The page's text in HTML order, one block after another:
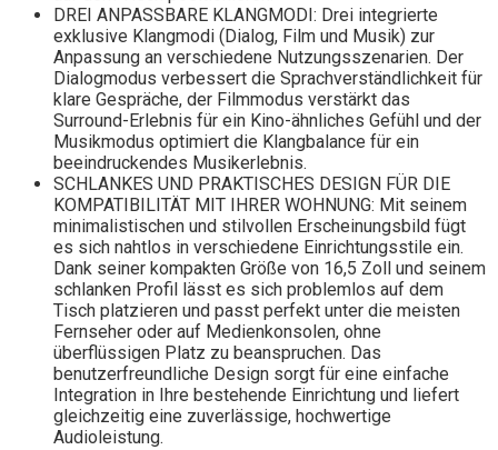
DREI ANPASSBARE KLANGMODI: Drei integrierte
exklusive Klangmodi (Dialog, Film und Musik) zur
Anpassung an verschiedene Nutzungsszenarien. Der
Dialogmodus verbessert die Sprachverständlichkeit für
klare Gespräche, der Filmmodus verstärkt das
Surround-Erlebnis für ein Kino-ähnliches Gefühl und der
Musikmodus optimiert die Klangbalance für ein
beeindruckendes Musikerlebnis.
SCHLANKES UND PRAKTISCHES DESIGN FÜR DIE
KOMPATIBILITÄT MIT IHRER WOHNUNG: Mit seinem
minimalistischen und stilvollen Erscheinungsbild fügt
es sich nahtlos in verschiedene Einrichtungsstile ein.
Dank seiner kompakten Größe von 16,5 Zoll und seinem
schlanken Profil lässt es sich problemlos auf dem
Tisch platzieren und passt perfekt unter die meisten
Fernseher oder auf Medienkonsolen, ohne
überflüssigen Platz zu beanspruchen. Das
benutzerfreundliche Design sorgt für eine einfache
Integration in Ihre bestehende Einrichtung und liefert
gleichzeitig eine zuverlässige, hochwertige
Audioleistung.